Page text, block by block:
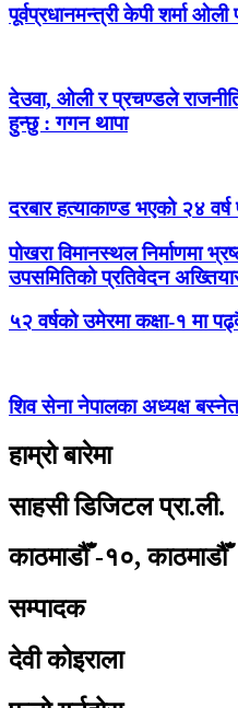
पूर्वप्रधानमन्त्री केपी शर्मा
देउवा, ओली र प्रचण्डले
हुन्छु : गगन थापा
दरबार हत्याकाण्ड भएको २४
पोखरा विमानस्थल निर्माणमा
उपसमितिको प्रतिवेदन
५२ वर्षको उमेरमा कक्षा-१ मा
शिव सेना नेपालका अध्यक्ष
हाम्रो बारेमा
साहसी डिजिटल प्रा.ली.
काठमाडौँ -१०, काठमाडौँ
सम्पादक
देवी कोइराला